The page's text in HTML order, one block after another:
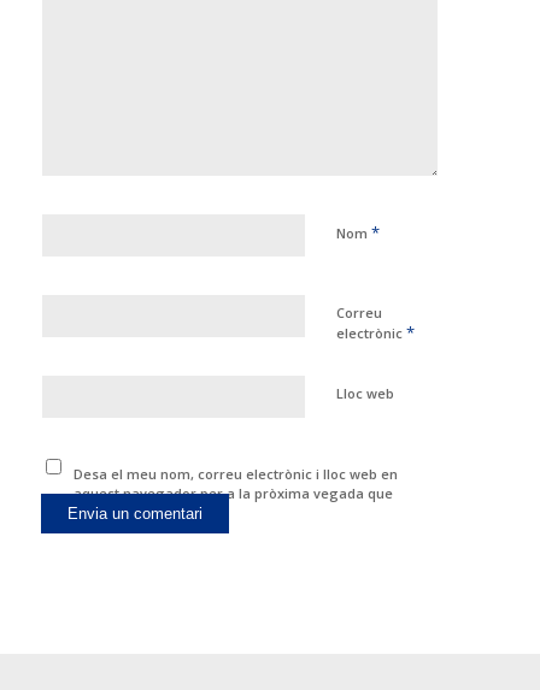
Nom *
Correu
electrònic *
Lloc web
Desa el meu nom, correu electrònic i lloc web en
aquest navegador per a la pròxima vegada que
comenti.